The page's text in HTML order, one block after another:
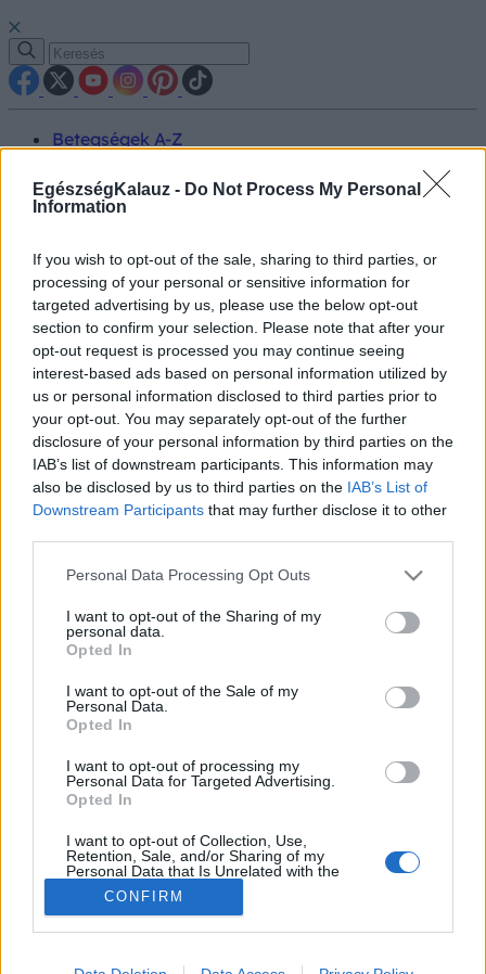
EgészségKalauz - Do Not Process My Personal
Information
If you wish to opt-out of the sale, sharing to third parties, or
processing of your personal or sensitive information for
targeted advertising by us, please use the below opt-out
section to confirm your selection. Please note that after your
opt-out request is processed you may continue seeing
interest-based ads based on personal information utilized by
us or personal information disclosed to third parties prior to
your opt-out. You may separately opt-out of the further
disclosure of your personal information by third parties on the
IAB’s list of downstream participants. This information may
also be disclosed by us to third parties on the IAB’s List of
Downstream Participants that may further disclose it to other
Please note that this website/app uses one or more Google
not limited to your visit or usage behaviour. You may click to
grant or deny consent to Google and its third-party tags to
use your data for below specified purposes in below Google
consent section.
Personal Data Processing Opt Outs
I want to opt-out of the Sharing of my
personal data.
Opted In
I want to opt-out of the Sale of my
Personal Data.
Opted In
I want to opt-out of processing my
Personal Data for Targeted Advertising.
Opted In
I want to opt-out of Collection, Use,
Retention, Sale, and/or Sharing of my
Personal Data that Is Unrelated with the
Purposes for which it was collected.
Opted Out
CONFIRM
Betegségek A-Z
Vizsgálat
Kezelés
Prevenció
Hírek
Videók
Kisállatok egészsége
#allergia #influenza#cukorbetegség
#orvosmeteorológia#vérnyomás#stroke#rákbetegség
#pajzsmirigy #reflux #ekcéma #herpesz
Regisztráció
Pajzsmirigy alulműködés